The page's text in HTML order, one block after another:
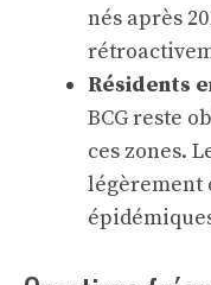
nés après
Résidents
BCG reste
ces zones.
légèrement